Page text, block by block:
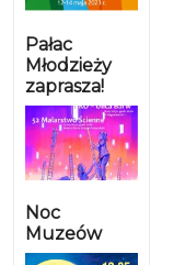
Pałac
Młodzieży
zaprasza!
Noc
Muzeów